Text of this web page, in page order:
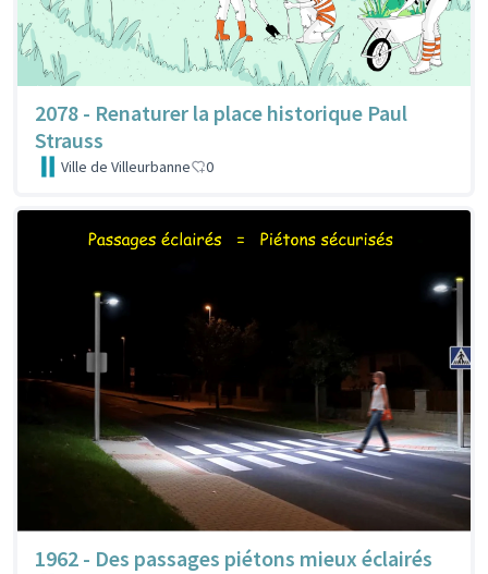
2078 - Renaturer la place historique Paul
Strauss
Ville de Villeurbanne 0
1962 - Des passages piétons mieux éclairés